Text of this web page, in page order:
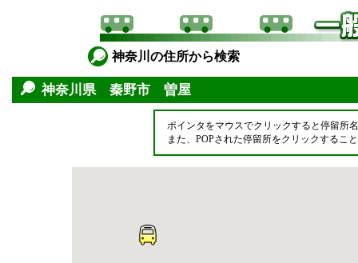
神奈川の住所から検索
神奈川県 秦野市 曽屋
ポインタをマウスでクリックすると停留所
また、POPされた停留所をクリックするこ